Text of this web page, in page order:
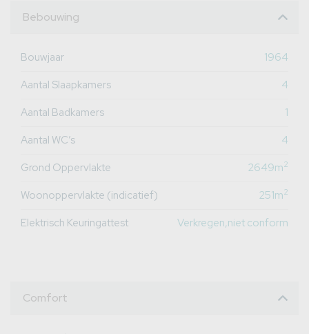
Bebouwing
Bouwjaar
1964
Aantal Slaapkamers
4
Aantal Badkamers
1
Aantal WC’s
4
Grond Oppervlakte
2649m2
Woonoppervlakte (indicatief) 251m2
Elektrisch Keuringattest Verkregen,niet conform
Comfort